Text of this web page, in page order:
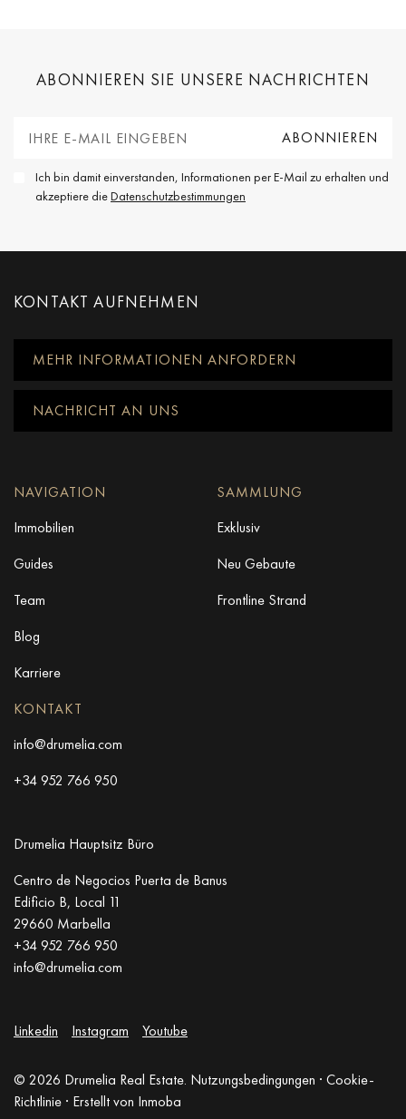
ABONNIEREN SIE UNSERE NACHRICHTEN
Ich bin damit einverstanden, Informationen per E-Mail zu erhalten und
akzeptiere dieDatenschutzbestimmungen
KONTAKT AUFNEHMEN
MEHR INFORMATIONEN ANFORDERN
NACHRICHT AN UNS
NAVIGATION
Immobilien
Guides
Team
Blog
Karriere
SAMMLUNG
Exklusiv
Neu Gebaute
Frontline Strand
KONTAKT
info@drumelia.com
+34 952 766 950
Drumelia Hauptsitz Büro
Centro de Negocios Puerta de Banus
Edificio B, Local 11
29660 Marbella
+34 952 766 950
info@drumelia.com
© 2026 Drumelia Real Estate. Nutzungsbedingungen · Cookie-
Richtlinie · Erstellt von Inmoba
Linkedin Instagram Youtube